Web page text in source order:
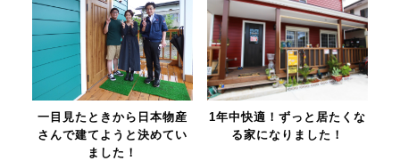
一目見たときから日本物産
さんで建てようと決めてい
ました！
1年中快適！ずっと居たくな
る家になりました！